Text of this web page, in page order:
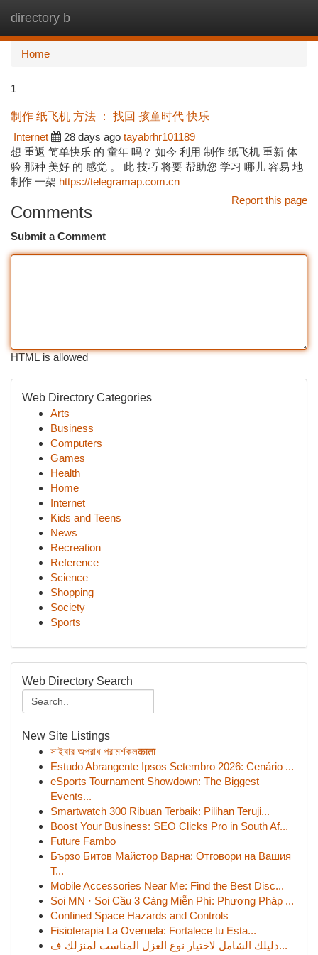
directory b
Home
1
制作 纸飞机 方法 ： 找回 孩童时代 快乐
Internet
28 days ago tayabrhr101189
想 重返 简单快乐 的 童年 吗？ 如今 利用 制作 纸飞机 重新 体
验 那种 美好 的 感觉 。 此 技巧 将要 帮助您 学习 哪儿 容易 地
制作 一架 https://telegramap.com.cn
Report this page
Comments
Submit a Comment
HTML is allowed
Web Directory Categories
Arts
Business
Computers
Games
Health
Home
Internet
Kids and Teens
News
Recreation
Reference
Science
Shopping
Society
Sports
Web Directory Search
New Site Listings
সাইবার অপরাধ পরামর্শকলकाता
Estudo Abrangente Ipsos Setembro 2026: Cenário ...
eSports Tournament Showdown: The Biggest
Events...
Smartwatch 300 Ribuan Terbaik: Pilihan Teruji...
Boost Your Business: SEO Clicks Pro in South Af...
Future Fambo
Бързо Битов Майстор Варна: Отговори на Вашия
Т...
Mobile Accessories Near Me: Find the Best Disc...
Soi MN · Soi Cầu 3 Càng Miễn Phí: Phương Pháp ...
Confined Space Hazards and Controls
Fisioterapia La Overuela: Fortalece tu Esta...
دليلك الشامل لاختيار نوع العزل المناسب لمنزلك ف...